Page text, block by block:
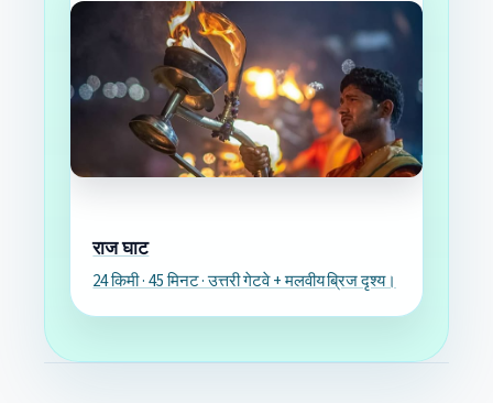
राज घाट
24 किमी · 45 मिनट · उत्तरी गेटवे + मलवीय ब्रिज दृश्य।